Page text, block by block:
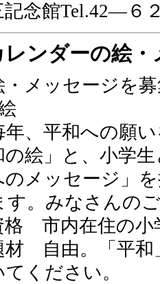
記念館Tel.42―６
レンダーの絵
・メッセージを
年、平和への願
の絵」と、小学
のメッセージ」
す。みなさんの
市内在住の小
自由。「平和
ください。